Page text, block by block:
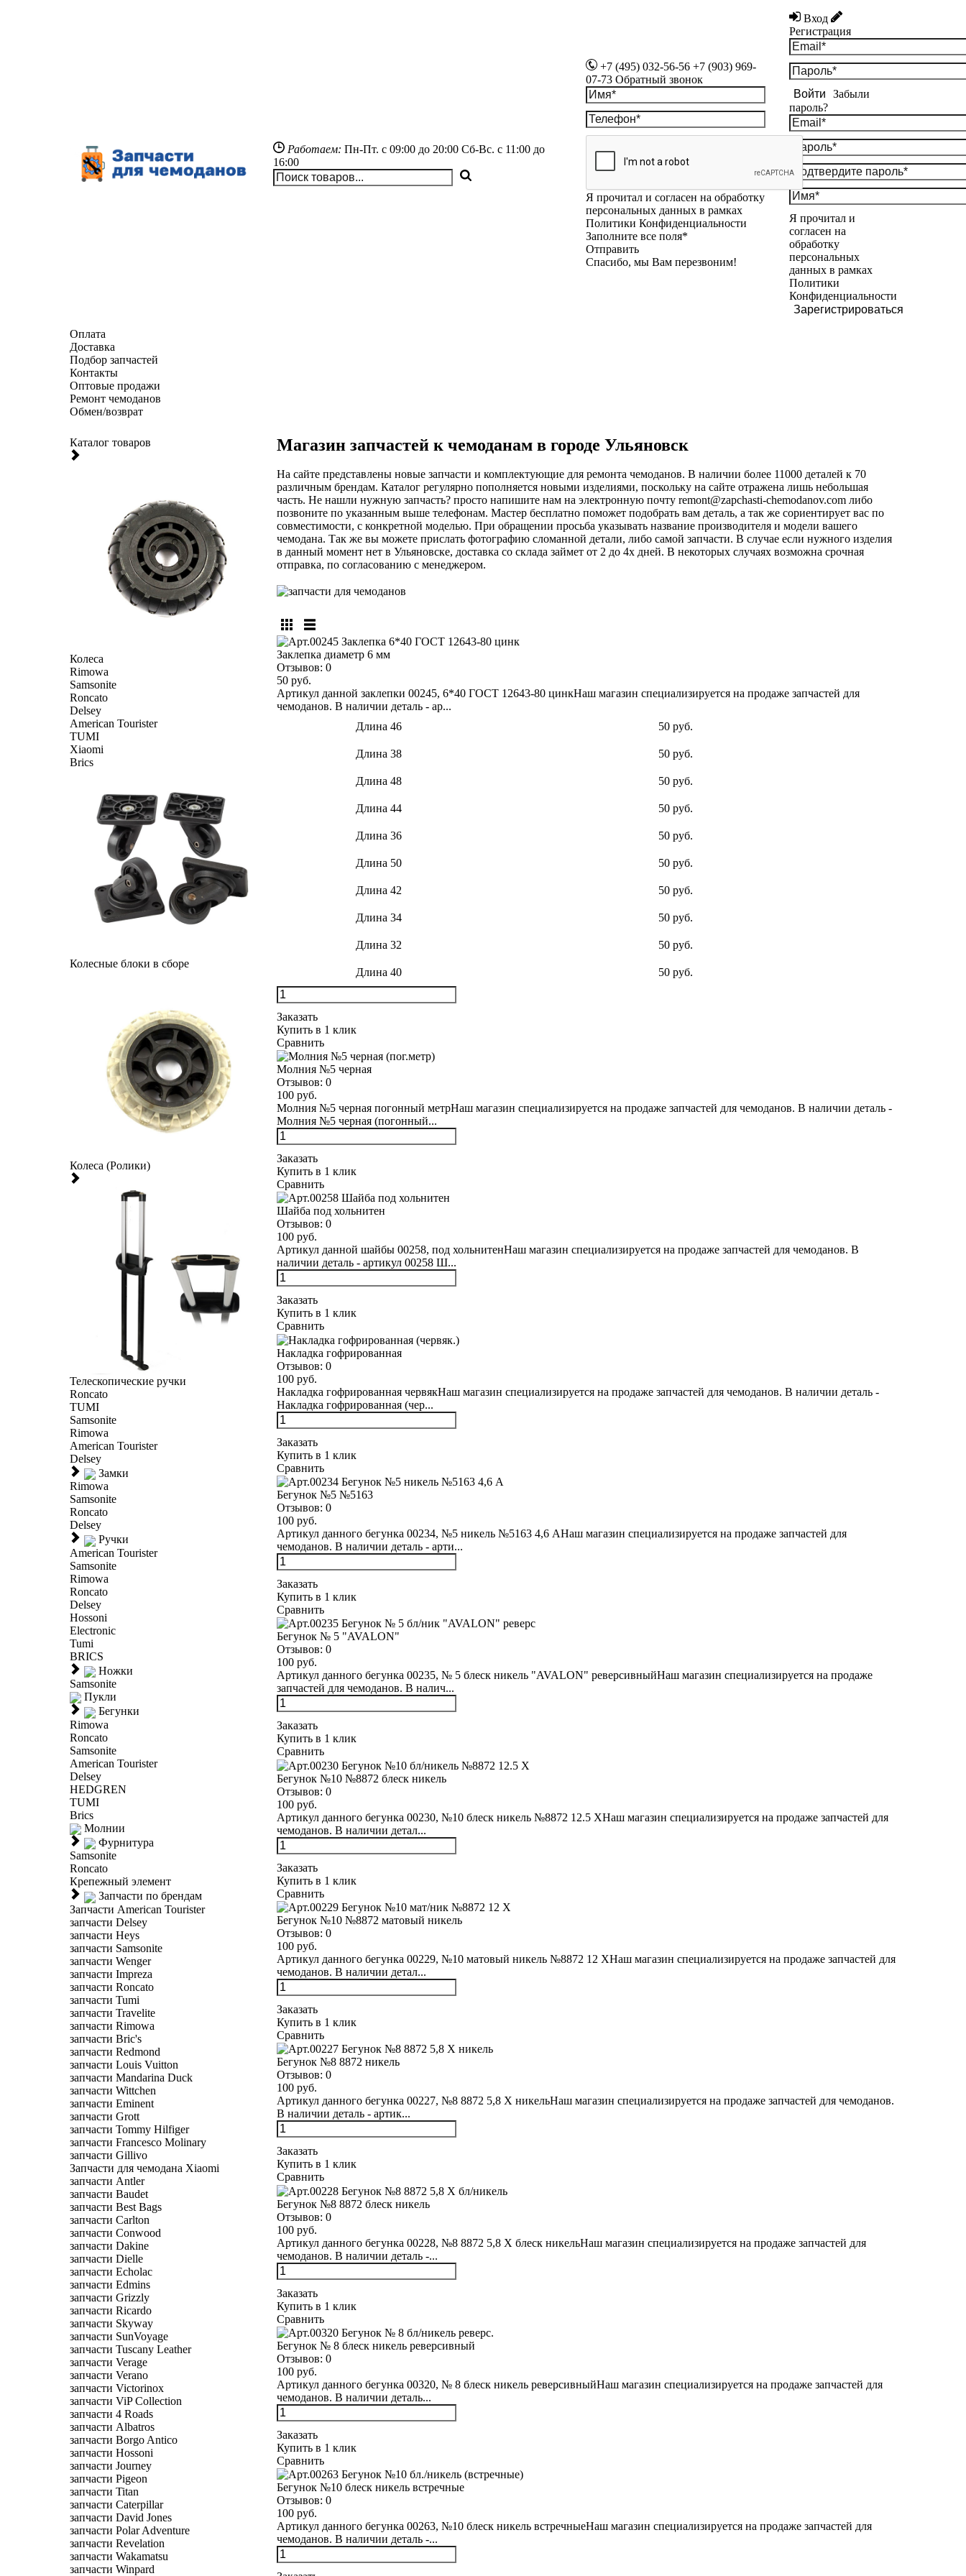
Работаем: Пн-Пт. с 09:00 до 20:00Сб-Вс. с 11:00 до
16:00
+7 (495) 032-56-56 +7 (903) 969-
07-73 Обратный звонок
Я прочитал и согласен на обработку
персональных данных в рамках
Политики Конфиденциальности
Заполните все поля*
Отправить
Спасибо, мы Вам перезвоним!
Вход
Регистрация
Войти
Забыли
пароль?
Я прочитал и
согласен на
обработку
персональных
данных в рамках
Политики
Конфиденциальности
Зарегистрироваться
Оплата
Доставка
Подбор запчастей
Контакты
Оптовые продажи
Ремонт чемоданов
Обмен/возврат
Каталог товаров
Колеса
Rimowa
Samsonite
Roncato
Delsey
American Tourister
TUMI
Xiaomi
Brics
Колесные блоки в сборе
Колеса (Ролики)
Телескопические ручки
Roncato
TUMI
Samsonite
Rimowa
American Tourister
Delsey
Замки
Rimowa
Samsonite
Roncato
Delsey
Ручки
American Tourister
Samsonite
Rimowa
Roncato
Delsey
Hossoni
Electronic
Tumi
BRICS
Ножки
Samsonite
Пукли
Бегунки
Rimowa
Roncato
Samsonite
American Tourister
Delsey
HEDGREN
TUMI
Brics
Молнии
Фурнитура
Samsonite
Roncato
Крепежный элемент
Запчасти по брендам
Запчасти American Tourister
запчасти Delsey
запчасти Heys
запчасти Samsonite
запчасти Wenger
запчасти Impreza
запчасти Roncato
запчасти Tumi
запчасти Travelite
запчасти Rimowa
запчасти Bric's
запчасти Redmond
запчасти Louis Vuitton
запчасти Mandarina Duck
запчасти Wittchen
запчасти Eminent
запчасти Grott
запчасти Tommy Hilfiger
запчасти Francesco Molinary
запчасти Gillivo
Запчасти для чемодана Xiaomi
запчасти Antler
запчасти Baudet
запчасти Best Bags
запчасти Carlton
запчасти Conwood
запчасти Dakine
запчасти Dielle
запчасти Echolac
запчасти Edmins
запчасти Grizzly
запчасти Ricardo
запчасти Skyway
запчасти SunVoyage
запчасти Tuscany Leather
запчасти Verage
запчасти Verano
запчасти Victorinox
запчасти ViP Collection
запчасти 4 Roads
запчасти Albatros
запчасти Borgo Antico
запчасти Hossoni
запчасти Journey
запчасти Pigeon
запчасти Titan
запчасти Caterpillar
запчасти David Jones
запчасти Polar Adventure
запчасти Revelation
запчасти Wakamatsu
запчасти Winpard
Магазин запчастей к чемоданам в городе Ульяновск
На сайте представлены новые запчасти и комплектующие для ремонта чемоданов. В наличии более 11000 деталей к 70
различным брендам. Каталог регулярно пополняется новыми изделиями, поскольку на сайте отражена лишь небольшая
часть. Не нашли нужную запчасть? просто напишите нам на электронную почту remont@zapchasti-chemodanov.comлибо
позвоните по указанным выше телефонам. Мастер бесплатно поможет подобрать вам деталь, а так же сориентирует вас по
совместимости, с конкретной моделью. При обращении просьба указывать название производителя и модели вашего
чемодана. Так же вы можете прислать фотографию сломанной детали, либо самой запчасти. В случае если нужного изделия
в данный момент нет в Ульяновске, доставка со склада займет от 2 до 4х дней. В некоторых случаях возможна срочная
отправка, по согласованию с менеджером.
Заклепка диаметр 6 мм
Отзывов: 0
50 руб.
Артикул данной заклепки 00245, 6*40 ГОСТ 12643-80 цинкНаш магазин специализируется на продаже запчастей для
чемоданов. В наличии деталь - ар...
Длина 46
50 руб.
Длина 38 50 руб.
Длина 48 50 руб.
Длина 44 50 руб.
Длина 36 50 руб.
Длина 50 50 руб.
Длина 42 50 руб.
Длина 34 50 руб.
Длина 32 50 руб.
Длина 40 50 руб.
Заказать
Купить в 1 клик
Сравнить
Молния №5 черная
Отзывов: 0
100 руб.
Молния №5 черная погонный метрНаш магазин специализируется на продаже запчастей для чемоданов. В наличии деталь -
Молния №5 черная (погонный...
Заказать
Купить в 1 клик
Сравнить
Шайба под хольнитен
Отзывов: 0
100 руб.
Артикул данной шайбы 00258, под хольнитенНаш магазин специализируется на продаже запчастей для чемоданов. В
наличии деталь - артикул 00258 Ш...
Заказать
Купить в 1 клик
Сравнить
Накладка гофрированная
Отзывов: 0
100 руб.
Накладка гофрированная червякНаш магазин специализируется на продаже запчастей для чемоданов. В наличии деталь -
Накладка гофрированная (чер...
Заказать
Купить в 1 клик
Сравнить
Бегунок №5 №5163
Отзывов: 0
100 руб.
Артикул данного бегунка 00234, №5 никель №5163 4,6 АНаш магазин специализируется на продаже запчастей для
чемоданов. В наличии деталь - арти...
Заказать
Купить в 1 клик
Сравнить
Бегунок № 5 "AVALON"
Отзывов: 0
100 руб.
Артикул данного бегунка 00235, № 5 блеск никель "AVALON" реверсивныйНаш магазин специализируется на продаже
запчастей для чемоданов. В налич...
Заказать
Купить в 1 клик
Сравнить
Бегунок №10 №8872 блеск никель
Отзывов: 0
100 руб.
Артикул данного бегунка 00230, №10 блеск никель №8872 12.5 XНаш магазин специализируется на продаже запчастей для
чемоданов. В наличии детал...
Заказать
Купить в 1 клик
Сравнить
Бегунок №10 №8872 матовый никель
Отзывов: 0
100 руб.
Артикул данного бегунка 00229, №10 матовый никель №8872 12 XНаш магазин специализируется на продаже запчастей для
чемоданов. В наличии детал...
Заказать
Купить в 1 клик
Сравнить
Бегунок №8 8872 никель
Отзывов: 0
100 руб.
Артикул данного бегунка 00227, №8 8872 5,8 Х никельНаш магазин специализируется на продаже запчастей для чемоданов.
В наличии деталь - артик...
Заказать
Купить в 1 клик
Сравнить
Бегунок №8 8872 блеск никель
Отзывов: 0
100 руб.
Артикул данного бегунка 00228, №8 8872 5,8 Х блеск никельНаш магазин специализируется на продаже запчастей для
чемоданов. В наличии деталь -...
Заказать
Купить в 1 клик
Сравнить
Бегунок № 8 блеск никель реверсивный
Отзывов: 0
100 руб.
Артикул данного бегунка 00320, № 8 блеск никель реверсивныйНаш магазин специализируется на продаже запчастей для
чемоданов. В наличии деталь...
Заказать
Купить в 1 клик
Сравнить
Бегунок №10 блеск никель встречные
Отзывов: 0
100 руб.
Артикул данного бегунка 00263, №10 блеск никель встречныеНаш магазин специализируется на продаже запчастей для
чемоданов. В наличии деталь -...